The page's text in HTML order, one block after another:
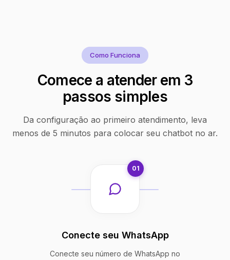
Como Funciona
Comece a atender em 3
passos simples
Da configuração ao primeiro atendimento, leva
menos de 5 minutos para colocar seu chatbot no ar.
01
Conecte seu WhatsApp
Conecte seu número de WhatsApp no